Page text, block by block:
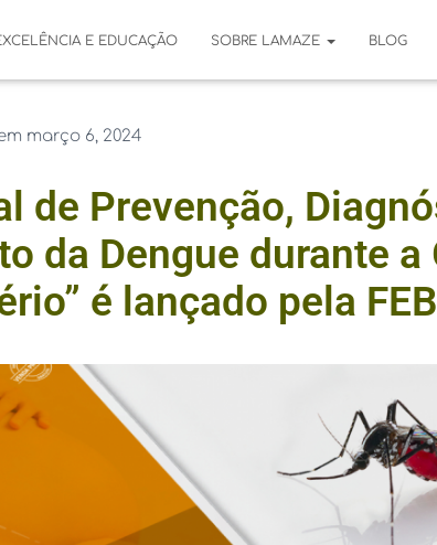
E EDUCAÇÃO SOBRE LAMAZE BLOG
março 6, 2024
de Prevenção,
da Dengue durante a
é lançado pela